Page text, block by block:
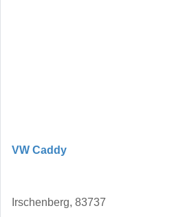
VW Caddy
Irschenberg, 83737